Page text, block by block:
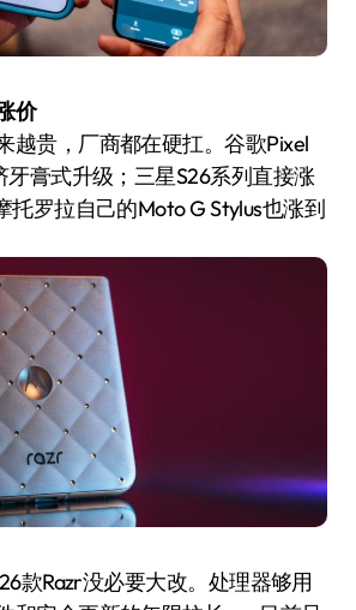
价
越贵，厂商都在硬扛。谷歌Pixel
牙膏式升级；三星S26系列直接涨
罗拉自己的Moto G Stylus也涨到
款Razr没必要大改。处理器够用